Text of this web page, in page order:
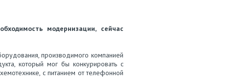
модернизации, сейчас
производимого компанией
который мог бы конкурировать с
с питанием от телефонной